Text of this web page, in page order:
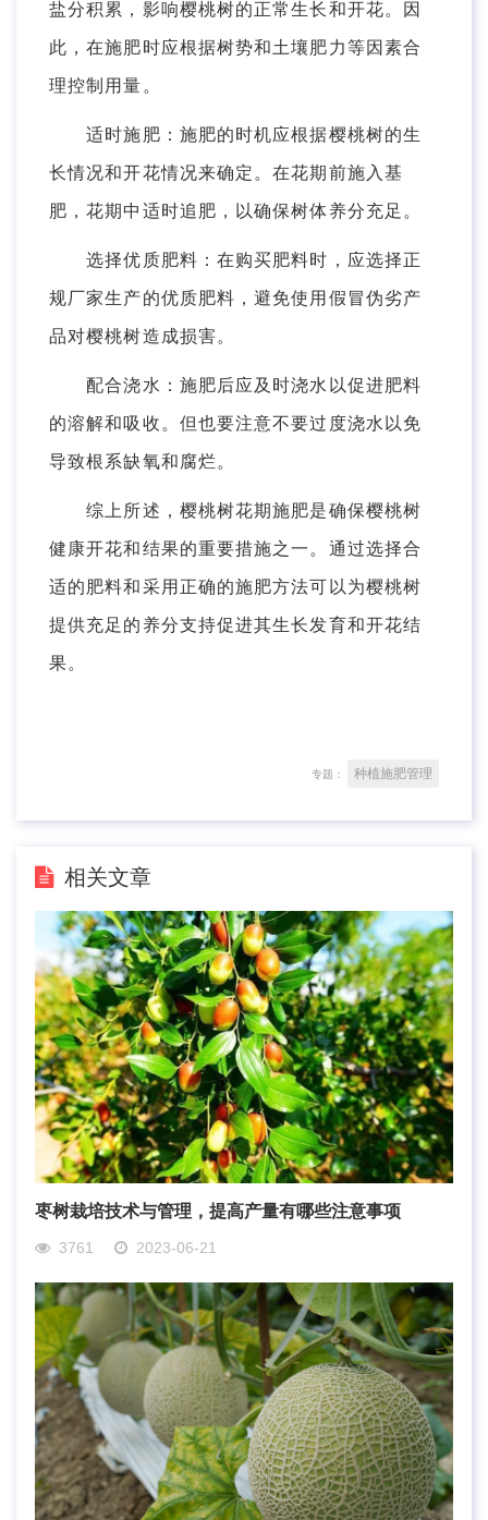
盐分积累，影响樱桃树的正常生长和开花。因
此，在施肥时应根据树势和土壤肥力等因素合
理控制用量。
适时施肥：施肥的时机应根据樱桃树的生
长情况和开花情况来确定。在花期前施入基
肥，花期中适时追肥，以确保树体养分充足。
选择优质肥料：在购买肥料时，应选择正
规厂家生产的优质肥料，避免使用假冒伪劣产
品对樱桃树造成损害。
配合浇水：施肥后应及时浇水以促进肥料
的溶解和吸收。但也要注意不要过度浇水以免
导致根系缺氧和腐烂。
综上所述，樱桃树花期施肥是确保樱桃树
健康开花和结果的重要措施之一。通过选择合
适的肥料和采用正确的施肥方法可以为樱桃树
提供充足的养分支持促进其生长发育和开花结
果。
专题： 种植施肥管理
相关文章
枣树栽培技术与管理，提高产量有哪些注意事项
3761 2023-06-21